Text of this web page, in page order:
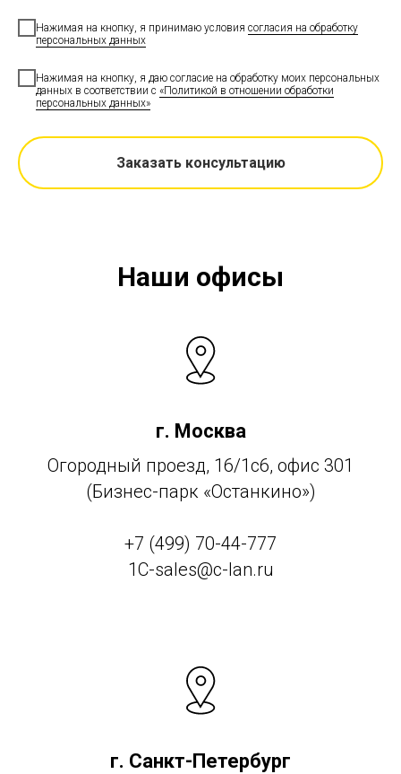
Нажимая на кнопку, я принимаю условия согласия на обработку
персональных данных
Нажимая на кнопку, я даю согласие на обработку моих персональных
данных в соответствии с «Политикой в отношении обработки
персональных данных»
Заказать консультацию
Наши офисы
г. Москва
Огородный проезд, 16/1с6, офис 301
(Бизнес-парк «Останкино»)
+7 (499) 70-44-777
1C-sales@c-lan.ru
г. Санкт-Петербург